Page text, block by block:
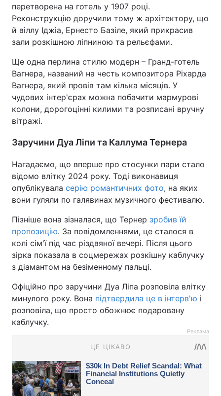
перетворена на готель у 1907 році.
Реконструкцію доручили тому ж архітектору, що
й віллу Іджіа, Ернесто Базіле, який прикрасив
зали розкішною ліпниною та рельєфами.
Ще одна перлина стилю модерн – Гранд-готель
Вагнера, названий на честь композитора Ріхарда
Вагнера, який провів там кілька місяців. У
чудових інтер'єрах можна побачити мармурові
колони, дорогоцінні килими та розписані вручну
вітражі.
Заручини Дуа Ліпи та Каллума Тернера
Нагадаємо, що вперше про стосунки пари стало
відомо влітку 2024 року. Тоді виконавиця
опублікувала серію романтичних фото, на яких
вони гуляли по галявинах музичного фестивалю.
Пізніше вона зізналася, що Тернер зробив їй
пропозицію. За повідомленнями, це сталося в
колі сім'ї під час різдвяної вечері. Після цього
зірка показала в соцмережах розкішну каблучку
з діамантом на безіменному пальці.
Офіційно про заручини Дуа Ліпа розповіла влітку
минулого року. Вона підтвердила це в інтерв'ю і
розповіла, що просто обожнює подаровану
каблучку.
Реклама